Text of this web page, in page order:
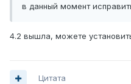
в данный момент
4.2 вышла, можете
Цитата